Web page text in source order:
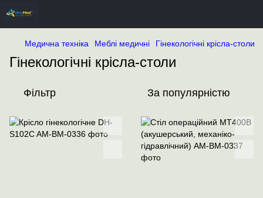
Медична техніка Меблі медичні Гінекологічні крісла-столи
Гінекологічні крісла-столи
Фільтр За популярністю